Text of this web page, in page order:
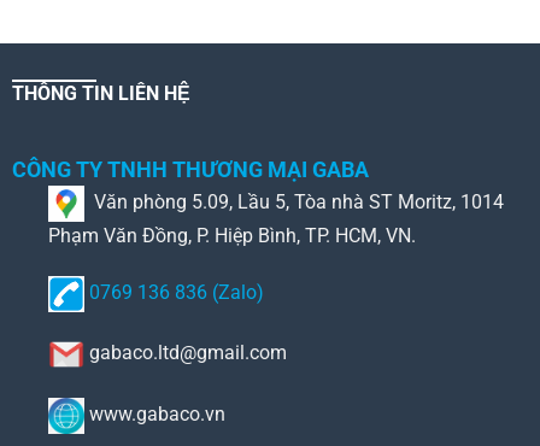
THÔNG TIN LIÊN HỆ
CÔNG TY TNHH THƯƠNG MẠI GABA
Văn phòng 5.09, Lầu 5, Tòa nhà ST Moritz, 1014
Phạm Văn Đồng, P. Hiệp Bình, TP. HCM, VN.
0769 136 836 (Zalo)
gabaco.ltd@gmail.com
www.gabaco.vn